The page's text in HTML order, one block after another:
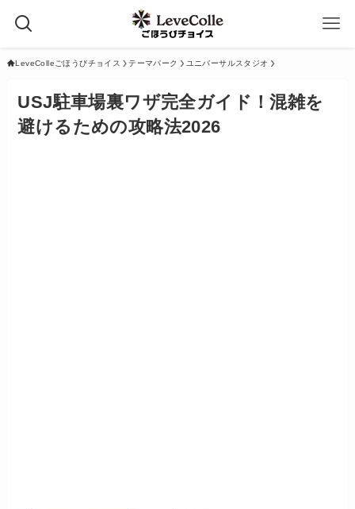
LeveColleごほうびチョイス テーマパーク ユニバーサルスタジオ
USJ駐車場裏ワザ完全ガイド！混雑を
避けるための攻略法2026